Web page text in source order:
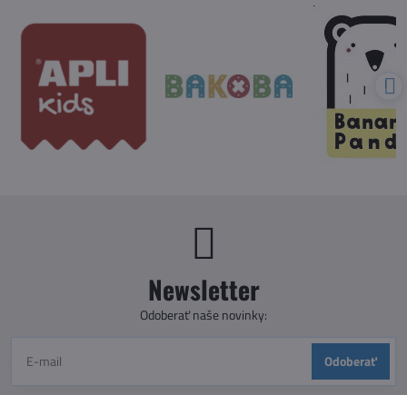
Newsletter
Odoberať naše novinky:
Odoberať